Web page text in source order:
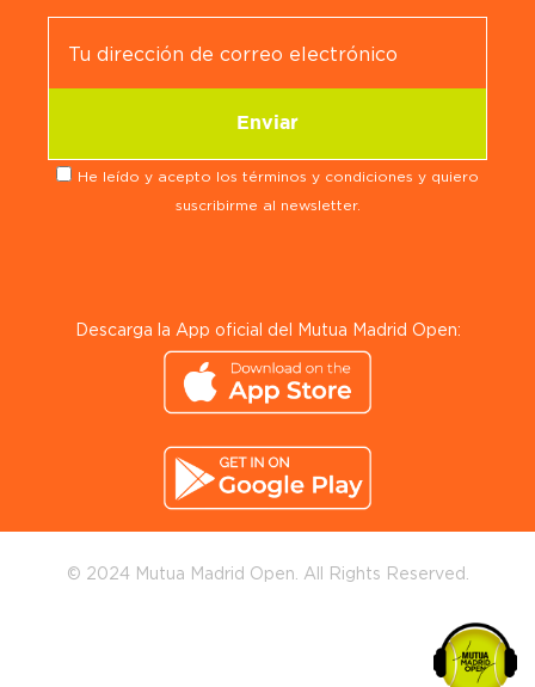
He leído y acepto los términos y condiciones y quiero
suscribirme al newsletter.
Descarga la App oficial del Mutua Madrid Open:
© 2024 Mutua Madrid Open. All Rights Reserved.